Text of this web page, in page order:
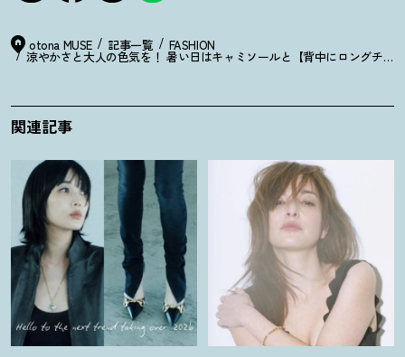
otona MUSE 記事一覧 FASHION
涼やかさと大人の色気を！ 暑い日はキャミソールと【背中にロングチェ
関連記事